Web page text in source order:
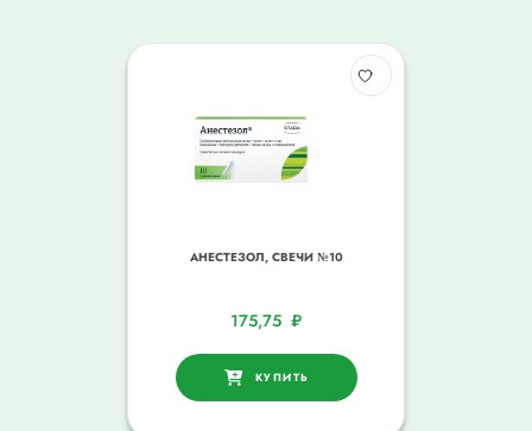
АНЕСТЕЗОЛ, СВЕЧИ №10
175,75 ₽
КУПИТЬ